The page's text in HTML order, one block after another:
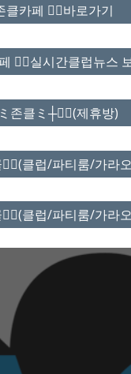
클카페 ❤️‍🔥바로가기
❤️‍🔥실시간클럽뉴스
존클ミ┼❤️‍🔥(제휴방)
클럽/파티룸/가라
클럽/파티룸/가라